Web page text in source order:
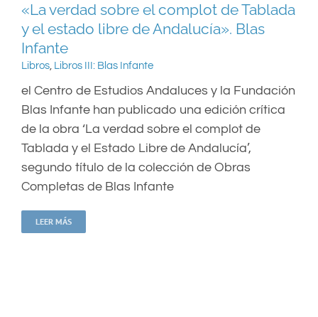
«La verdad sobre el complot de Tablada
y el estado libre de Andalucía». Blas
Infante
Libros, Libros III: Blas Infante
el Centro de Estudios Andaluces y la Fundación
Blas Infante han publicado una edición crítica
de la obra ‘La verdad sobre el complot de
Tablada y el Estado Libre de Andalucía’,
segundo título de la colección de Obras
Completas de Blas Infante
LEER MÁS